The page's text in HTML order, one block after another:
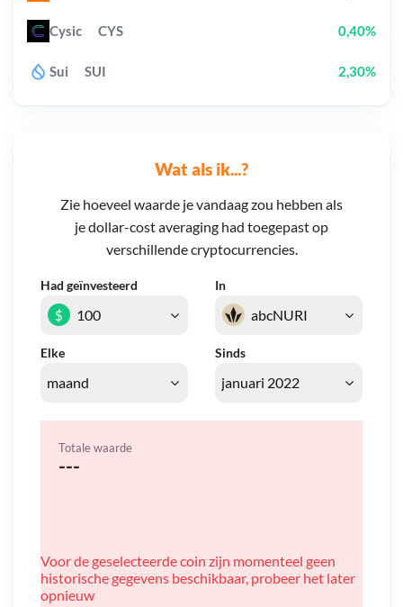
Wat als ik...?
Zie hoeveel waarde je vandaag zou hebben als
je dollar-cost averaging had toegepast op
verschillende cryptocurrencies.
Had geïnvesteerd In
Elke Sinds
$
Totale waarde
---
Voor de geselecteerde coin zijn momenteel geen
historische gegevens beschikbaar, probeer het later
opnieuw
Cysic CYS 0,40%
Sui SUI 2,30%